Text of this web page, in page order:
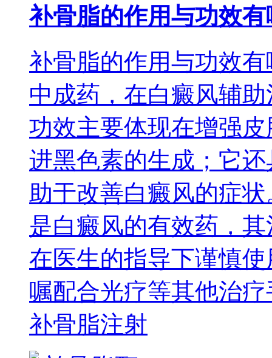
补骨脂的作用与功效有
补骨脂的作用与功效
中成药，在白癜风辅
功效主要体现在增强
进黑色素的生成；它
助于改善白癜风的症
是白癜风的有效药，
在医生的指导下谨慎
嘱配合光疗等其他治
补骨脂注射